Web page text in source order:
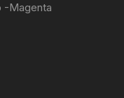
-Magenta